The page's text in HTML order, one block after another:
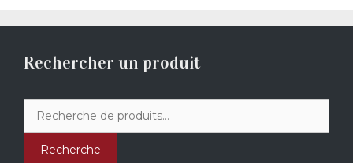
Rechercher un produit
pour :
Recherche